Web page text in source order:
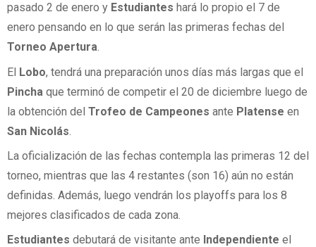
pasado 2 de enero y Estudiantes hará lo propio el 7 de
enero pensando en lo que serán las primeras fechas del
Torneo Apertura.
El Lobo, tendrá una preparación unos días más largas que el
Pincha que terminó de competir el 20 de diciembre luego de
la obtención del Trofeo de Campeones ante Platense en
San Nicolás
La oficialización de las fechas contempla las primeras 12 del
torneo, mientras que las 4 restantes (son 16) aún no están
definidas. Además, luego vendrán los playoffs para los 8
mejores clasificados de cada zona.
Estudiantes debutará de visitante ante Independiente el